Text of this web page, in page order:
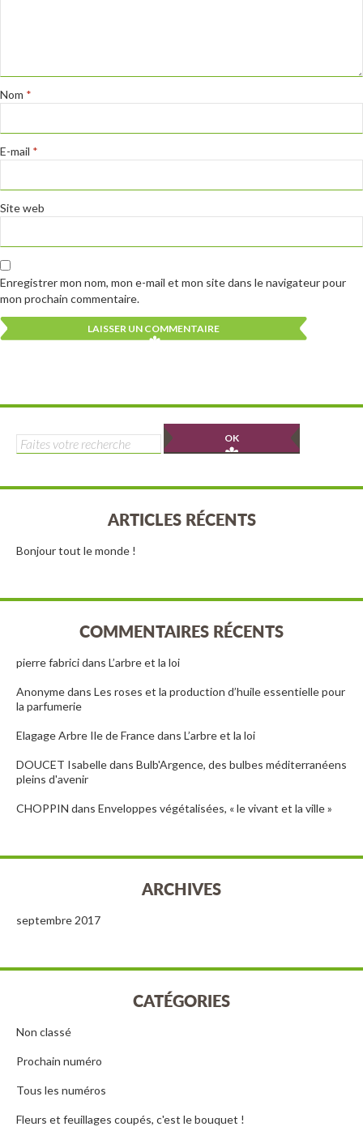
Nom *
E-mail *
Site web
Enregistrer mon nom, mon e-mail et mon site dans le navigateur pour
mon prochain commentaire.
Rechercher :
ARTICLES RÉCENTS
Bonjour tout le monde !
COMMENTAIRES RÉCENTS
pierre fabricidans L’arbre et la loi
Anonymedans Les roses et la production d’huile essentielle pour
la parfumerie
Elagage Arbre Ile de Francedans L’arbre et la loi
DOUCET Isabelledans Bulb'Argence, des bulbes méditerranéens
pleins d'avenir
CHOPPIN dans Enveloppes végétalisées, « le vivant et la ville »
ARCHIVES
septembre 2017
CATÉGORIES
Non classé
Prochain numéro
Tous les numéros
Fleurs et feuillages coupés, c'est le bouquet !